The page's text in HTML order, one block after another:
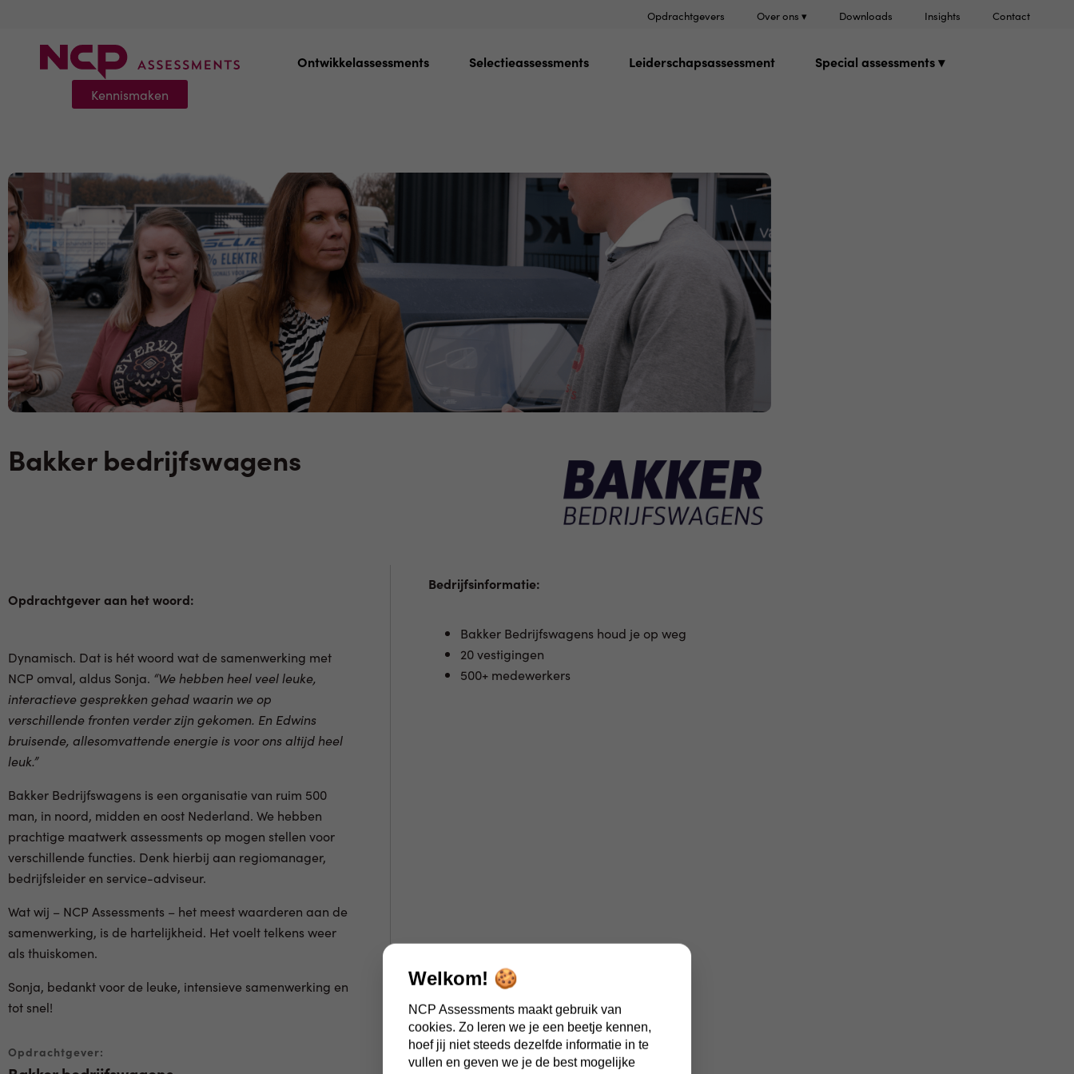
Opdrachtgevers Over ons ▾ Downloads Insights Contact
Ontwikkelassessments Selectieassessments Leiderschapsassessment
Special assessments ▾
Kennismaken
Bakker bedrijfswagens
Opdrachtgever aan het woord:
Dynamisch. Dat is hét woord wat de samenwerking met
NCP omval, aldus Sonja. “We hebben heel veel leuke,
interactieve gesprekken gehad waarin we op
verschillende fronten verder zijn gekomen. En Edwins
bruisende, allesomvattende energie is voor ons altijd heel
leuk.”
Bakker Bedrijfswagens is een organisatie van ruim 500
man, in noord, midden en oost Nederland. We hebben
prachtige maatwerk assessments op mogen stellen voor
verschillende functies. Denk hierbij aan regiomanager,
bedrijfsleider en service-adviseur.
Wat wij – NCP Assessments – het meest waarderen aan de
samenwerking, is de hartelijkheid. Het voelt telkens weer
als thuiskomen.
Sonja, bedankt voor de leuke, intensieve samenwerking en
tot snel!
Opdrachtgever:
Bedrijfsinformatie:
Bakker Bedrijfswagens houd je op weg
20 vestigingen
500+ medewerkers
Welkom! 🍪
NCP Assessments maakt gebruik van
cookies. Zo leren we je een beetje kennen,
hoef jij niet steeds dezelfde informatie in te
vullen en geven we je de best mogelijke